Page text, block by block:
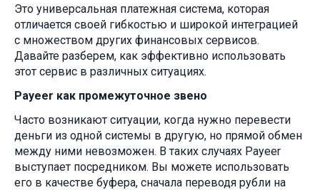
Это универсальная платежная система, которая
отличается своей гибкостью и широкой интеграцией
с множеством других финансовых сервисов.
Давайте разберем, как эффективно использовать
этот сервис в различных ситуациях.
Payeer как промежуточное звено
Часто возникают ситуации, когда нужно перевести
деньги из одной системы в другую, но прямой обмен
между ними невозможен. В таких случаях Payeer
выступает посредником. Вы можете использовать
его в качестве буфера, сначала переводя рубли на